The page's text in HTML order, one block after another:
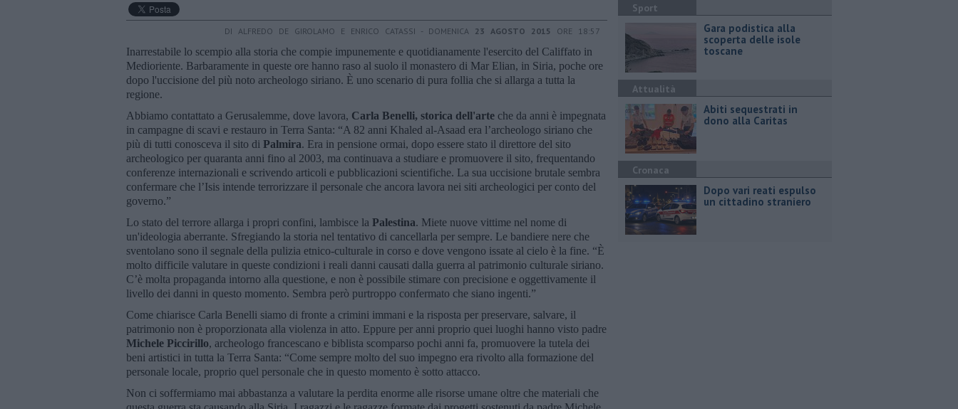
DI ALFREDO DE GIROLAMO E ENRICO CATASSI - DOMENICA 23 AGOSTO 2015 ORE 18:57
Inarrestabile lo scempio alla storia che compie impunemente e quotidianamente l'esercito del Califfato in
Medioriente. Barbaramente in queste ore hanno raso al suolo il monastero di Mar Elian, in Siria, poche ore
dopo l'uccisione del più noto archeologo siriano. È uno scenario di pura follia che si allarga a tutta la
regione.
Abbiamo contattato a Gerusalemme, dove lavora, Carla Benelli, storica dell'arte che da anni è impegnata
in campagne di scavi e restauro in Terra Santa: “A 82 anni Khaled al-Asaad era l’archeologo siriano che
più di tutti conosceva il sito di Palmira. Era in pensione ormai, dopo essere stato il direttore del sito
archeologico per quaranta anni fino al 2003, ma continuava a studiare e promuovere il sito, frequentando
conferenze internazionali e scrivendo articoli e pubblicazioni scientifiche. La sua uccisione brutale sembra
confermare che l’Isis intende terrorizzare il personale che ancora lavora nei siti archeologici per conto del
governo.”
Lo stato del terrore allarga i propri confini, lambisce la Palestina. Miete nuove vittime nel nome di
un'ideologia aberrante. Sfregiando la storia nel tentativo di cancellarla per sempre. Le bandiere nere che
sventolano sono il segnale della pulizia etnico-culturale in corso e dove vengono issate al cielo è la fine. “È
molto difficile valutare in queste condizioni i reali danni causati dalla guerra al patrimonio culturale siriano.
C’è molta propaganda intorno alla questione, e non è possibile stimare con precisione e oggettivamente il
livello dei danni in questo momento. Sembra però purtroppo confermato che siano ingenti.”
Come chiarisce Carla Benelli siamo di fronte a crimini immani e la risposta per preservare, salvare, il
patrimonio non è proporzionata alla violenza in atto. Eppure per anni proprio quei luoghi hanno visto padre
Michele Piccirillo, archeologo francescano e biblista scomparso pochi anni fa, promuovere la tutela dei
beni artistici in tutta la Terra Santa: “Come sempre molto del suo impegno era rivolto alla formazione del
personale locale, proprio quel personale che in questo momento è sotto attacco.
Non ci soffermiamo mai abbastanza a valutare la perdita enorme alle risorse umane oltre che materiali che
Sport
Gara podistica alla
scoperta delle isole
toscane
Attualità
Abiti sequestrati in
dono alla Caritas
Cronaca
Dopo vari reati espulso
un cittadino straniero